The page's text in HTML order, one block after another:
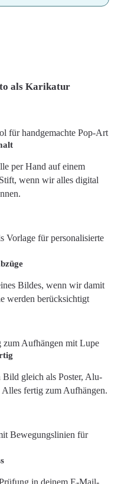
als Karikatur
per Hand auf einem
wenn wir alles digital
Bildes, wenn wir damit
werden berücksichtigt
gleich als Poster, Alu-
fertig zum Aufhängen.
in deinem E-Mail-